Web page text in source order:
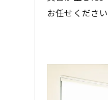
お任せください